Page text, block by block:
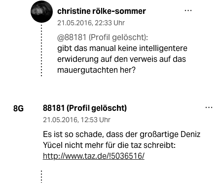
christine rölke-sommer
21.05.2016, 22:33 Uhr
@88181 (Profil gelöscht):
gibt das manual keine intelligentere
erwiderung auf den verweis auf das
mauergutachten her?
8G 88181 (Profil gelöscht)
21.05.2016, 12:53 Uhr
Es ist so schade, dass der großartige Deniz
Yücel nicht mehr für die taz schreibt:
http://www.taz.de/!5036516/